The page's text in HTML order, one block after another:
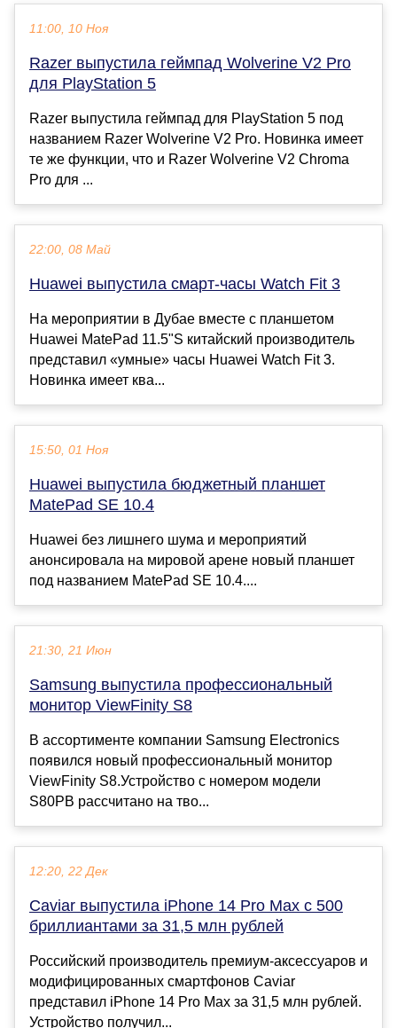
11:00, 10 Ноя
Razer выпустила геймпад Wolverine V2 Pro
для PlayStation 5
Razer выпустила геймпад для PlayStation 5 под
названием Razer Wolverine V2 Pro. Новинка имеет
те же функции, что и Razer Wolverine V2 Chroma
Pro для ...
22:00, 08 Май
Huawei выпустила смарт-часы Watch Fit 3
На мероприятии в Дубае вместе с планшетом
Huawei MatePad 11.5"S китайский производитель
представил «умные» часы Huawei Watch Fit 3.
Новинка имеет ква...
15:50, 01 Ноя
Huawei выпустила бюджетный планшет
MatePad SE 10.4
Huawei без лишнего шума и мероприятий
анонсировала на мировой арене новый планшет
под названием MatePad SE 10.4....
21:30, 21 Июн
Samsung выпустила профессиональный
монитор ViewFinity S8
В ассортименте компании Samsung Electronics
появился новый профессиональный монитор
ViewFinity S8.Устройство с номером модели
S80PB рассчитано на тво...
12:20, 22 Дек
Caviar выпустила iPhone 14 Pro Max с 500
бриллиантами за 31,5 млн рублей
Российский производитель премиум-аксессуаров и
модифицированных смартфонов Caviar
представил iPhone 14 Pro Max за 31,5 млн рублей.
Устройство получил...